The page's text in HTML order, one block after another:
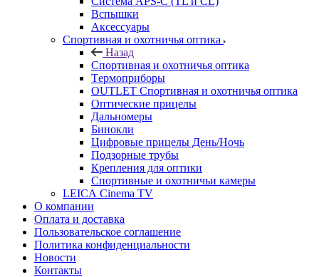
Вспышки
Аксессуары
Спортивная и охотничья оптика
Назад
Спортивная и охотничья оптика
Tермоприборы
OUTLET Спортивная и охотничья оптика
Оптические прицелы
Дальномеры
Бинокли
Цифровые прицелы День/Ночь
Подзорные трубы
Крепления для оптики
Спортивные и охотничьи камеры
LEICA Cinema TV
О компании
Оплата и доставка
Пользовательское соглашение
Политика конфиденциальности
Новости
Контакты